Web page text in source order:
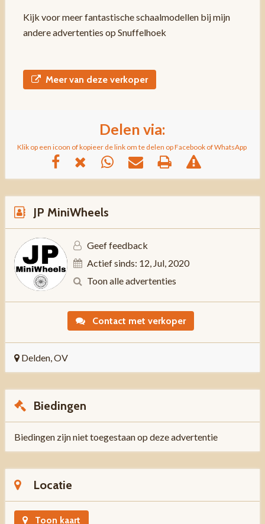
Kijk voor meer fantastische schaalmodellen bij mijn
andere advertenties op Snuffelhoek
Meer van deze verkoper
Delen via:
Klik op een icoon of kopieer de link om te delen op Facebook of WhatsApp
JP MiniWheels
Geef feedback
Actief sinds: 12, Jul, 2020
Toon alle advertenties
Contact met verkoper
Delden, OV
Biedingen
Biedingen zijn niet toegestaan op deze advertentie
Locatie
Toon kaart